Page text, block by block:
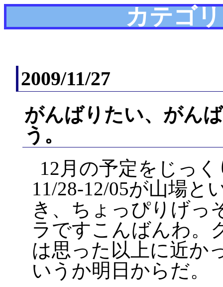
カテゴ
2009/11/27
がんばりたい、がん
う。
12月の予定をじっ
11/28-12/05が山場と
き、ちょっぴりげっ
ラですこんばんわ。
は思った以上に近
いうか明日からだ。